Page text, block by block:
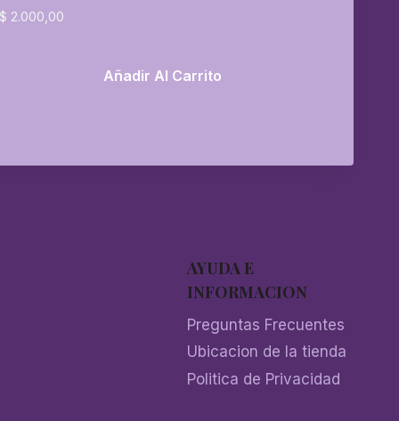
$ 2.000,00
Añadir Al Carrito
AYUDA E
INFORMACION
Preguntas Frecuentes
Ubicacion de la tienda
Politica de Privacidad